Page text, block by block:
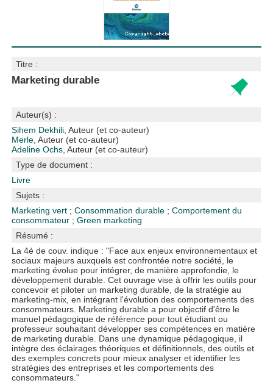
Titre :
Marketing durable
Auteur(s) :
Sihem Dekhili , Auteur (et co-auteur)
Merle , Auteur (et co-auteur)
Adeline Ochs , Auteur (et co-auteur)
Type de document :
Livre
Sujets :
Marketing vert ;Consommation durable ;Comportement du
consommateur ;Green marketing
Résumé :
La 4è de couv. indique : "Face aux enjeux environnementaux et
sociaux majeurs auxquels est confrontée notre société, le
marketing évolue pour intégrer, de manière approfondie, le
développement durable. Cet ouvrage vise à offrir les outils pour
concevoir et piloter un marketing durable, de la stratégie au
marketing-mix, en intégrant l'évolution des comportements des
consommateurs. Marketing durable a pour objectif d'être le
manuel pédagogique de référence pour tout étudiant ou
professeur souhaitant développer ses compétences en matière
de marketing durable. Dans une dynamique pédagogique, il
intègre des éclairages théoriques et définitionnels, des outils et
des exemples concrets pour mieux analyser et identifier les
stratégies des entreprises et les comportements des
consommateurs."